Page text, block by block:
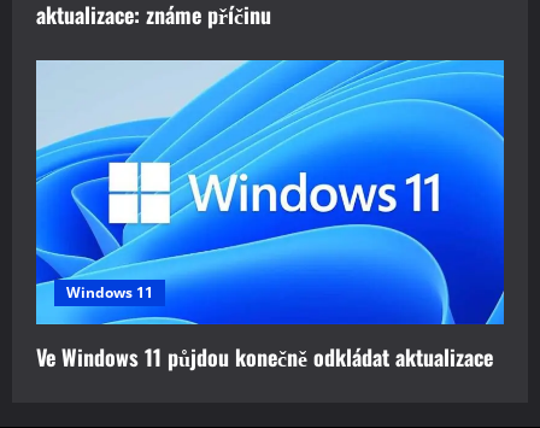
aktualizace: známe příčinu
Windows 11
Ve Windows 11 půjdou konečně odkládat aktualizace